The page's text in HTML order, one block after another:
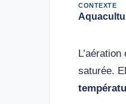
CONTEXTE
saturée.